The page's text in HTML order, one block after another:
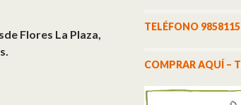
Flores La Plaza,
TELÉFONO
COMPRAR AQUÍ –